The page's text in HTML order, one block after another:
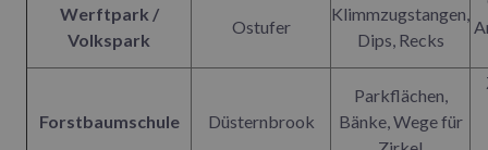
Werftpark /
Volkspark
Ostufer
Klimmzugstangen,
Dips, Recks
Forstbaumschule Düsternbrook
Parkflächen,
Bänke, Wege für